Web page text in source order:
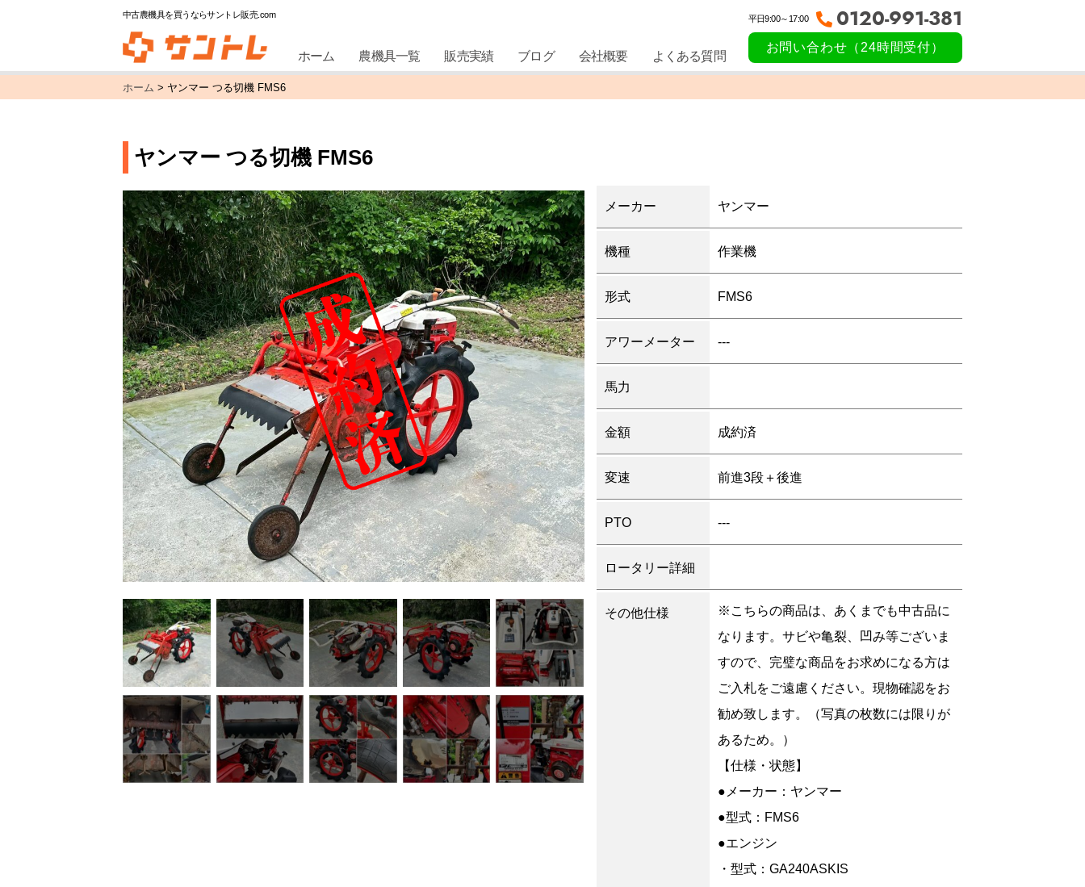
中古農機具を買うならサントレ販売.com
ホーム 農機具一覧 販売実績 ブログ 会社概要 よくある質問
平日9:00～17:00 0120-991-381
お問い合わせ（24時間受付）
ホーム > ヤンマー つる切機 FMS6
ヤンマー つる切機 FMS6
メーカー ヤンマー
機種 作業機
形式 FMS6
アワーメーター ---
馬力
金額 成約済
変速 前進3段＋後進
PTO ---
ロータリー詳細
その他仕様
※こちらの商品は、あくまでも中古品に
なります。サビや亀裂、凹み等ございま
すので、完璧な商品をお求めになる方は
ご入札をご遠慮ください。現物確認をお
勧め致します。（写真の枚数には限りが
あるため。）
【仕様・状態】
●メーカー：ヤンマー
●型式：FMS6
●エンジン
・型式：GA240ASKIS